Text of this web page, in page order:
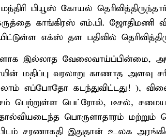
பியூஸ் கோயல்
காங்கிரஸ் எம்.பி. ஜோதிமணி
எக்ஸ் தள பதிவில்
இல்லாத வேலைவாய்ப்பின்மை,
மதிப்பு வரலாறு காணாத அளவு
எப்போதோ கடந்துவிட்டது! ),
பெற்றுள்ள பெட்ரோல், டீசல்,
பொருளாதாரம் மற்றும்
சரணாகதி இதுதான் உலக